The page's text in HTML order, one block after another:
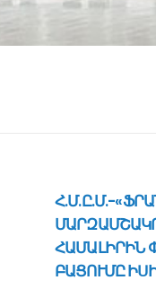
Հ.Մ.Ը.Մ.-
ՀԱՄԱԼԻՐԻՆ
ԲԱՑՈՒՄԸ